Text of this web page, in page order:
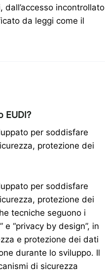
incontrollato
da leggi come il
EUDI?
per soddisfare
protezione dei
per soddisfare
protezione dei
tecniche seguono i
e “privacy by design”, in
e protezione dei dati
durante lo sviluppo. Il
di sicurezza